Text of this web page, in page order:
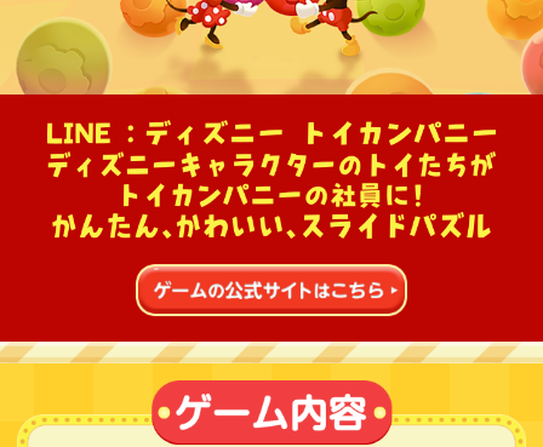
お客様相談室
SUPPORT
会社情報 採用情報
プレスリリース よくあるご質問
ビジネスのお客様